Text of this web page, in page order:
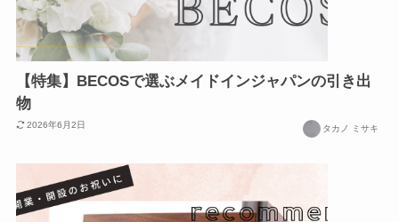
【特集】BECOSで選ぶメイドインジャパンの引き出
物
2026年6月2日 タカノ ミサキ